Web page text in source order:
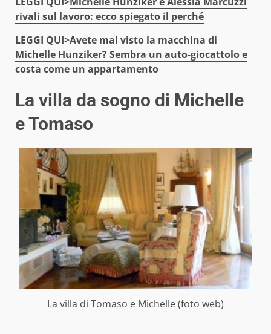
rivali sul lavoro: ecco spiegato il perché
LEGGI QUI>Avete mai visto la macchina di
Michelle Hunziker? Sembra un auto-giocattolo e
costa come un appartamento
La villa da sogno di Michelle
e Tomaso
La villa di Tomaso e Michelle (foto web)